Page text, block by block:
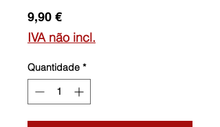
9,90 €Preço
IVA não incl.
Quantidade *